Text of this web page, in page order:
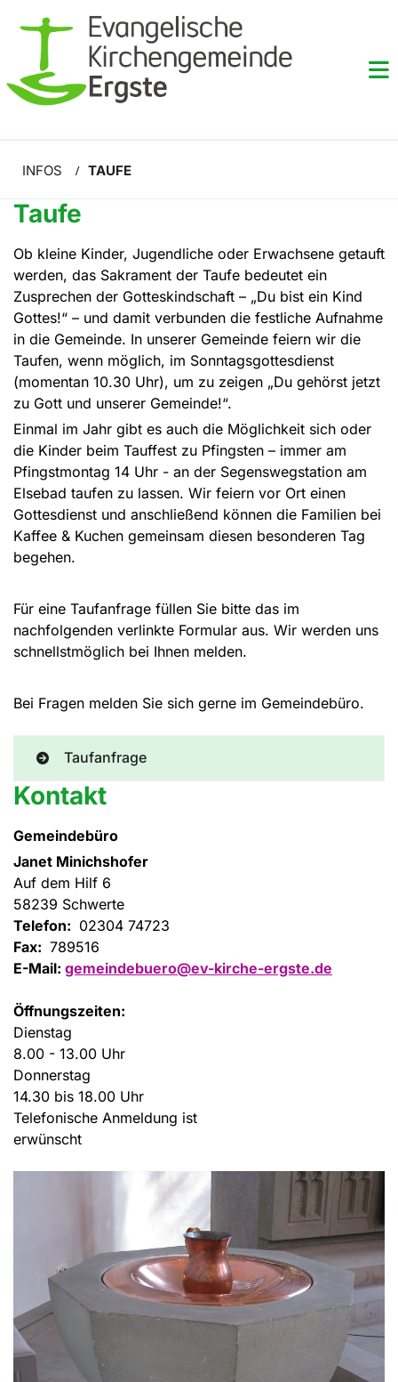
INFOS / TAUFE
Taufe
Ob kleine Kinder, Jugendliche oder Erwachsene getauft
werden, das Sakrament der Taufe bedeutet ein
Zusprechen der Gotteskindschaft – „Du bist ein Kind
Gottes!“ – und damit verbunden die festliche Aufnahme
in die Gemeinde. In unserer Gemeinde feiern wir die
Taufen, wenn möglich, im Sonntagsgottesdienst
(momentan 10.30 Uhr), um zu zeigen „Du gehörst jetzt
zu Gott und unserer Gemeinde!“.
Einmal im Jahr gibt es auch die Möglichkeit sich oder
die Kinder beim Tauffest zu Pfingsten – immer am
Pfingstmontag 14 Uhr - an der Segenswegstation am
Elsebad taufen zu lassen. Wir feiern vor Ort einen
Gottesdienst und anschließend können die Familien bei
Kaffee & Kuchen gemeinsam diesen besonderen Tag
begehen.
Für eine Taufanfrage füllen Sie bitte das im
nachfolgenden verlinkte Formular aus. Wir werden uns
schnellstmöglich bei Ihnen melden.
Bei Fragen melden Sie sich gerne im Gemeindebüro.
Taufanfrage
Kontakt
Gemeindebüro
Janet Minichshofer
Auf dem Hilf 6
58239 Schwerte
Telefon: 02304 74723
Fax: 789516
E-Mail: gemeindebuero@ev-kirche-ergste.de
Öffnungszeiten:
Dienstag
8.00 - 13.00 Uhr
Donnerstag
14.30 bis 18.00 Uhr
Telefonische Anmeldung ist
erwünscht